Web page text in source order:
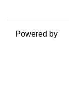
Powered by